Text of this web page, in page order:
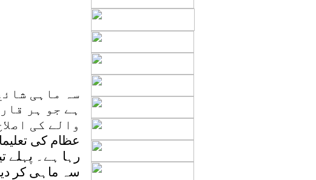
سہ ماہی
ہے جو ہر
عظام کی
رہا ہے۔ پہلے
سہ ماہی کر